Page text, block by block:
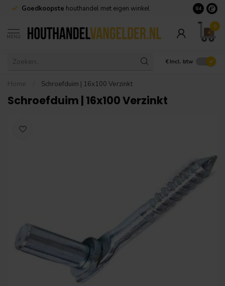
Goedkoopste houthandel met eigen winkel Geen
8.4
MENU
0
€ Incl. btw
Home Schroefduim | 16x100 Verzinkt
Schroefduim | 16x100 Verzinkt